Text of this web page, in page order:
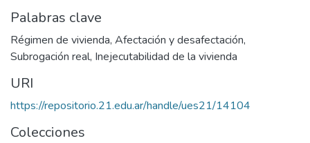
Palabras clave
Régimen de vivienda, Afectación y desafectación,
Subrogación real, Inejecutabilidad de la vivienda
URI
https://repositorio.21.edu.ar/handle/ues21/14104
Colecciones